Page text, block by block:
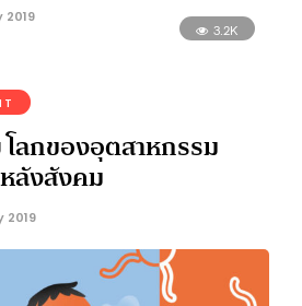
3.2K
ลกของอุตสาหกรรม
ลังสังคม
2019